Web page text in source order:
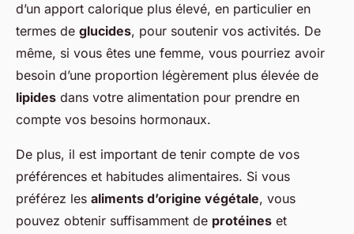
d’un apport calorique plus élevé, en particulier en
termes de glucides, pour soutenir vos activités. De
même, si vous êtes une femme, vous pourriez avoir
besoin d’une proportion légèrement plus élevée de
lipides dans votre alimentation pour prendre en
compte vos besoins hormonaux.
De plus, il est important de tenir compte de vos
préférences et habitudes alimentaires. Si vous
préférez les aliments d’origine végétale, vous
pouvez obtenir suffisamment de protéines et